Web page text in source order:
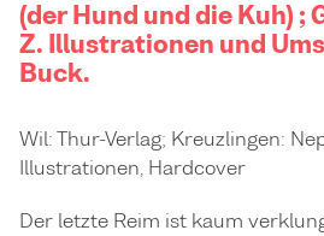
(der Hund und die Kuh) ;
Z. Illustrationen und
Buck.
Wil: Thur-Verlag; Kreuzlingen:
Illustrationen, Hardcover
Der letzte Reim ist kaum